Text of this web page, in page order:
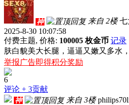
神 来自 2楼 七
2025-8-30 10:07:58
付费主题, 价格: 100005 枚金币 记录
肤白貌美大长腿，逼逼又嫩又多水
举报广告即得积分奖励
6
评论 + 3贡献
神 来自 3楼